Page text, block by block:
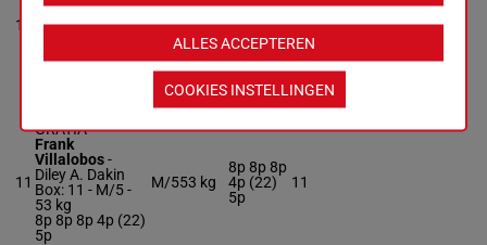
10
Nagib
Aboughaida
M/353 kg 7p 5p 7p 10
11
GRATIA
Frank
Villalobos-
Diley A. Dakin
Box: 11 - M/5 -
53 kg
8p 8p 8p 4p (22)
5p
M/553 kg
8p 8p 8p
4p (22)
5p
11
ALLES ACCEPTEREN
COOKIES INSTELLINGEN